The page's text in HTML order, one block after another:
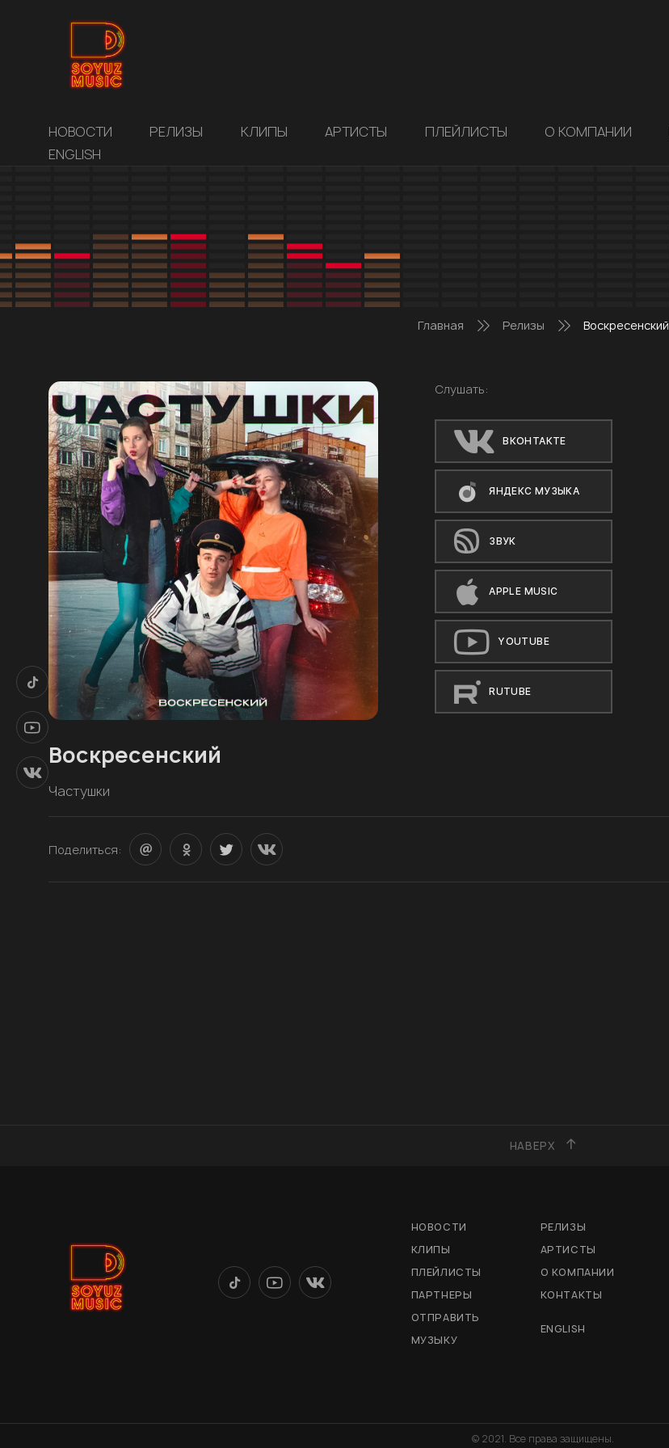
НОВОСТИ РЕЛИЗЫ КЛИПЫ АРТИСТЫ ПЛЕЙЛИСТЫ О КОМПАНИИ
ENGLISH
Главная Релизы Воскресенский
Слушать:
ВКОНТАКТЕ
ЯНДЕКС МУЗЫКА
ЗВУК
APPLE MUSIC
YOUTUBE
RUTUBE
Воскресенский
Частушки
Поделиться:
НАВЕРХ
НОВОСТИ
РЕЛИЗЫ
КЛИПЫ
АРТИСТЫ
ПЛЕЙЛИСТЫ
О КОМПАНИИ
ПАРТНЕРЫ
КОНТАКТЫ
ОТПРАВИТЬ
МУЗЫКУ
ENGLISH
© 2021. Все права защищены.